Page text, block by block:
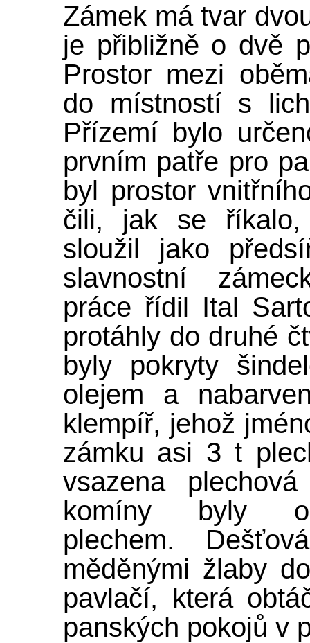
Zámek má tvar
je přibližně o dvě
Prostor mezi
do místností s
Přízemí bylo
prvním patře pro
byl prostor
čili, jak se říkalo,
sloužil jako
slavnostní
práce řídil Ital
protáhly do druhé
byly pokryty
olejem a
klempíř, jehož
zámku asi 3 t
vsazena
komíny byly
plechem.
měděnými žlaby
pavlačí, která
panských pokojů v